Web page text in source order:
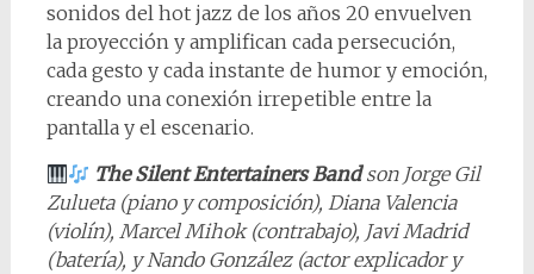
sonidos del hot jazz de los años 20 envuelven
la proyección y amplifican cada persecución,
cada gesto y cada instante de humor y emoción,
creando una conexión irrepetible entre la
pantalla y el escenario.
The Silent Entertainers Bandson Jorge Gil
Zulueta (piano y composición), Diana Valencia
(violín), Marcel Mihok (contrabajo), Javi Madrid
(batería), y Nando González (actor explicador y